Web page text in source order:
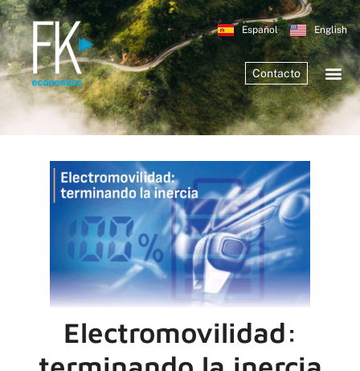
Español English
Contacto
Electromovilidad: